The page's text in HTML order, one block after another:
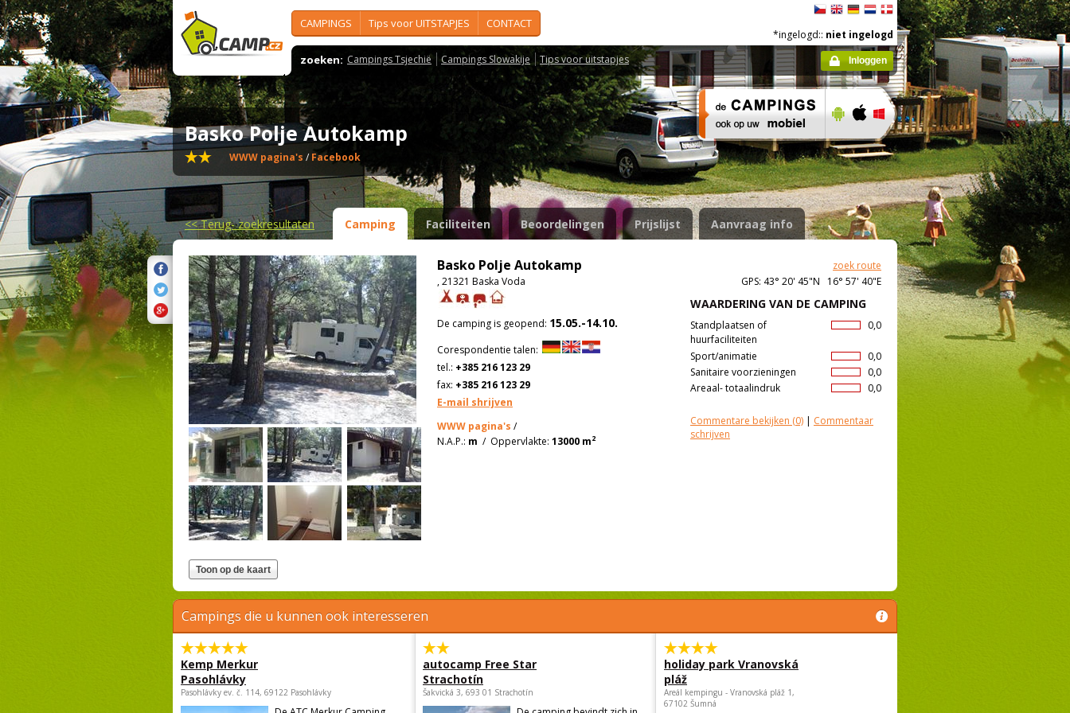
CAMPINGS Tips voor UITSTAPJES CONTACT
zoeken: Campings Tsjechië Campings Slowakije Tips voor uitstapjes
*ingelogd:: niet ingelogd
Inloggen
Basko Polje Autokamp
WWW pagina's /Facebook
<<Terug- zoekresultaten Camping Faciliteiten Beoordelingen Prijslijst Aanvraag info
Basko Polje Autokamp
zoek route
, 21321 Baska Voda
GPS: 43° 20' 45"N 16° 57' 40"E
WAARDERING VAN DE CAMPING
0,0
Standplaatsen of
huurfaciliteiten
0,0
Sport/animatie
0,0
Sanitaire voorzieningen
0,0
Areaal- totaalindruk
Commentare bekijken (0) | Commentaar
schrijven
De camping is geopend: 15.05.-14.10.
Corespondentie talen:
tel.: +385 216 123 29
fax: +385 216 123 29
E-mail shrijven
WWW pagina's /
N.A.P.: m / Oppervlakte: 13000 m2
Campings die u kunnen ook interesseren
Kemp Merkur
Pasohlávky
Pasohlávky ev. č. 114, 69122 Pasohlávky
autocamp Free Star
Strachotín
Šakvická 3, 693 01 Strachotín
holiday park Vranovská
pláž
Areál kempingu - Vranovská pláž 1,
67102 Šumná